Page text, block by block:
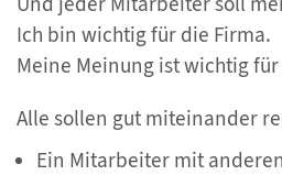
Ich bin wichtig für die Firma.
Meine Meinung ist wichtig
Alle sollen gut miteinander
Ein Mitarbeiter mit